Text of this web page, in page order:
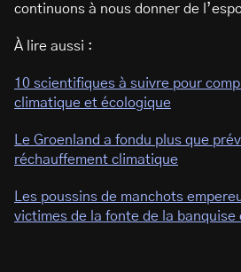
continuons à nous donner de
À lire aussi :
10 scientifiques à suivre pour
climatique et écologique
Le Groenland a fondu plus que
réchauffement climatique
Les poussins de manchots
victimes de la fonte de la banquise